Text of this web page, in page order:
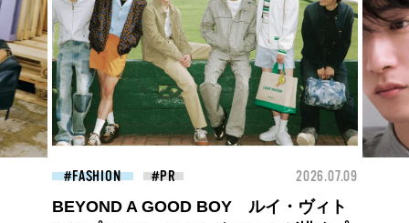
FASHION 2026.07.09
高橋璃央と、ジュエッテの出会い。夏の